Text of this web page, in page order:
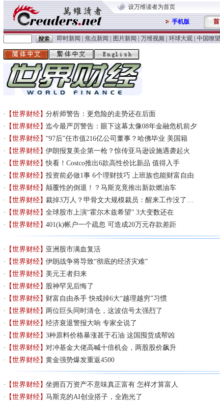
设万维读者为首页
手机版 首
即时新闻 焦点新闻 图片新闻 万维视频 环球大观 中国嘹望
【世界财经】分析师警告：更危险的走势还在后面
【世界财经】迄今最严厉警告：眼下这幕太像08年金融危机前夕
【世界财经】“97后”任市值216亿公司董事？哈佛毕业 美国籍
【世界财经】伊朗报复美企第一枪？惊传亚马逊设施遇袭起火
【世界财经】快看！Costco推出6款高性价比新品 值得入手
【世界财经】投资前必做1事 6个理财技巧 上班族也能财富自由
【世界财经】颠覆性的倒退！？马斯克竟推出新款燃油车
【世界财经】裁掉3万人？甲骨文大规模裁员：醒来工作没了…
【世界财经】全球股市上演“霍尔木兹希望” 3大变数还在
【世界财经】401(k)帐户一个疏忽 可造成20万元存款差距
【世界财经】亚洲股市满血复活
【世界财经】伊朗战争将导致“彻底的经济灾难”
【世界财经】美元王者归来
【世界财经】股神罕见后悔了
【世界财经】财富自由杀手 快戒掉6大“越理越穷”习惯
【世界财经】两位巨头同时清仓，这波信号太强烈了
【世界财经】经济衰退警报大响 专家全说了
【世界财经】3种原料价格暴涨甚于石油 这国囤货成帮凶
【世界财经】对冲基金大佬高喊十倍机会，两股股价飙升
【世界财经】黄金强势爆发重返4500
【世界财经】坐拥百万资产不意味真正富有 怎样才算富人
【世界财经】马斯克的AI创业搭子，全跑光了